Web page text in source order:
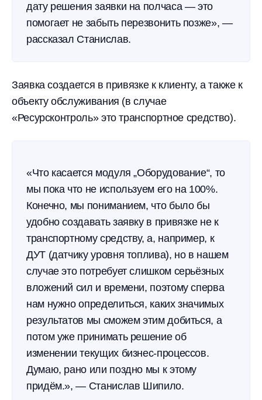
дату решения заявки на полчаса — это
помогает не забыть перезвонить позже», —
рассказал Станислав.
Заявка создается в привязке к клиенту, а также к
объекту обслуживания (в случае
«Ресурсконтроль» это транспортное средство).
«Что касается модуля „Оборудование“, то
мы пока что не используем его на 100%.
Конечно, мы пониманием, что было бы
удобно создавать заявку в привязке не к
транспортному средству, а, например, к
ДУТ (датчику уровня топлива), но в нашем
случае это потребует слишком серьёзных
вложений сил и времени, поэтому сперва
нам нужно определиться, каких значимых
результатов мы сможем этим добиться, а
потом уже принимать решение об
изменении текущих бизнес-процессов.
Думаю, рано или поздно мы к этому
придём.», — Станислав Шипило.